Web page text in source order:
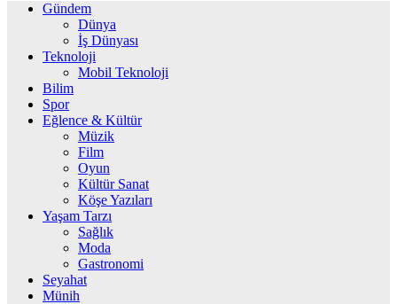
Gündem
Dünya
İş Dünyası
Teknoloji
Mobil Teknoloji
Bilim
Spor
Eğlence & Kültür
Müzik
Film
Oyun
Kültür Sanat
Köşe Yazıları
Yaşam Tarzı
Sağlık
Moda
Gastronomi
Seyahat
Münih